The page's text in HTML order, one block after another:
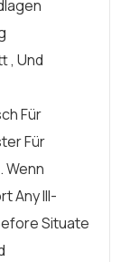
, Und
Für
Für
Wenn
Any Ill-
Situate